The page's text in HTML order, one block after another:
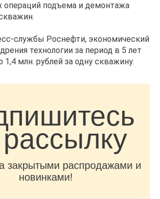
операций подъема и демонтажа
службы Роснефти, экономический
технологии за период в 5 лет
1,4 млн. рублей за одну скважину.
закрытыми распродажами и
новинками!